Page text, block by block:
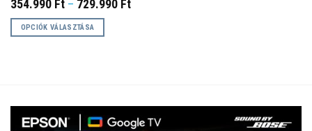
354.990 Ft – 729.990 FtÁrtartomány:
OPCIÓK VÁLASZTÁSA
van.